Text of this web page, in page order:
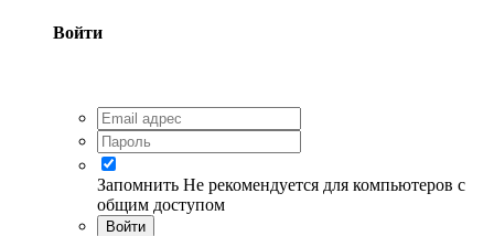
Войти
Запомнить Не рекомендуется для компьютеров с
общим доступом
Войти